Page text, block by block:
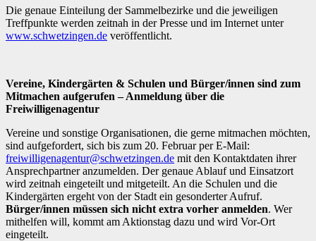
Die genaue Einteilung der Sammelbezirke und die jeweiligen
Treffpunkte werden zeitnah in der Presse und im Internet unter
www.schwetzingen.de veröffentlicht.
Vereine, Kindergärten & Schulen und Bürger/innen sind zum
Mitmachen aufgerufen – Anmeldung über die
Freiwilligenagentur
Vereine und sonstige Organisationen, die gerne mitmachen möchten,
sind aufgefordert, sich bis zum 20. Februar per E-Mail:
freiwilligenagentur@schwetzingen.de mit den Kontaktdaten ihrer
Ansprechpartner anzumelden. Der genaue Ablauf und Einsatzort
wird zeitnah eingeteilt und mitgeteilt. An die Schulen und die
Kindergärten ergeht von der Stadt ein gesonderter Aufruf.
Bürger/innen müssen sich nicht extra vorher anmelden. Wer
mithelfen will, kommt am Aktionstag dazu und wird Vor-Ort
eingeteilt.